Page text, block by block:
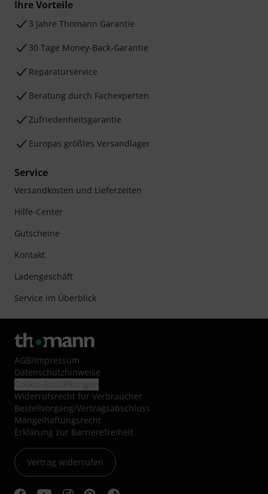
Ihre Vorteile
3 Jahre Thomann Garantie
30 Tage Money-Back-Garantie
Reparaturservice
Beratung durch Fachexperten
Zufriedenheitsgarantie
Europas größtes Versandlager
Service
Versandkosten und Lieferzeiten
Hilfe-Center
Gutscheine
Kontakt
Ladengeschäft
Service im Überblick
AGB/Impressum
Datenschutzhinweise
Widerrufsrecht für Verbraucher
Bestellvorgang/Vertragsabschluss
Mängelhaftungsrecht
Erklärung zur Barrierefreiheit
Vertrag widerrufen